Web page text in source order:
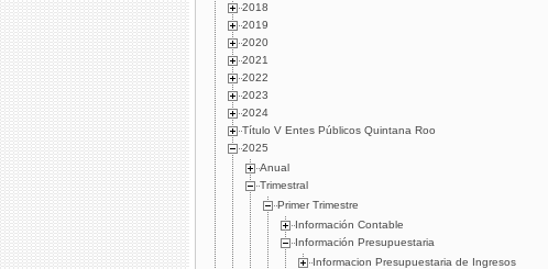
2018
2019
2020
2021
2022
2023
2024
Título V Entes Públicos Quintana Roo
2025
Anual
Trimestral
Primer Trimestre
Información Contable
Información Presupuestaria
Informacion Presupuestaria de Ingresos